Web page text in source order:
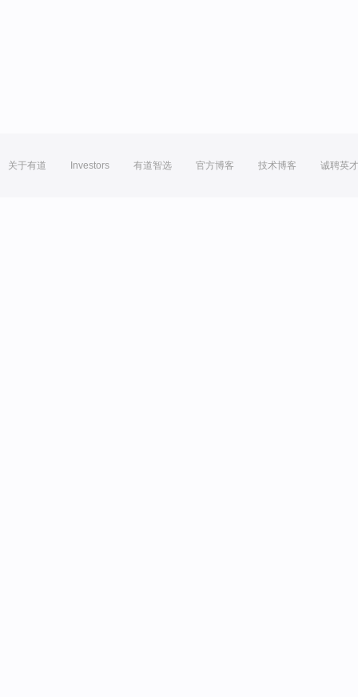
关于有道 Investors 有道智选 官方博客 技术博客 诚聘英才